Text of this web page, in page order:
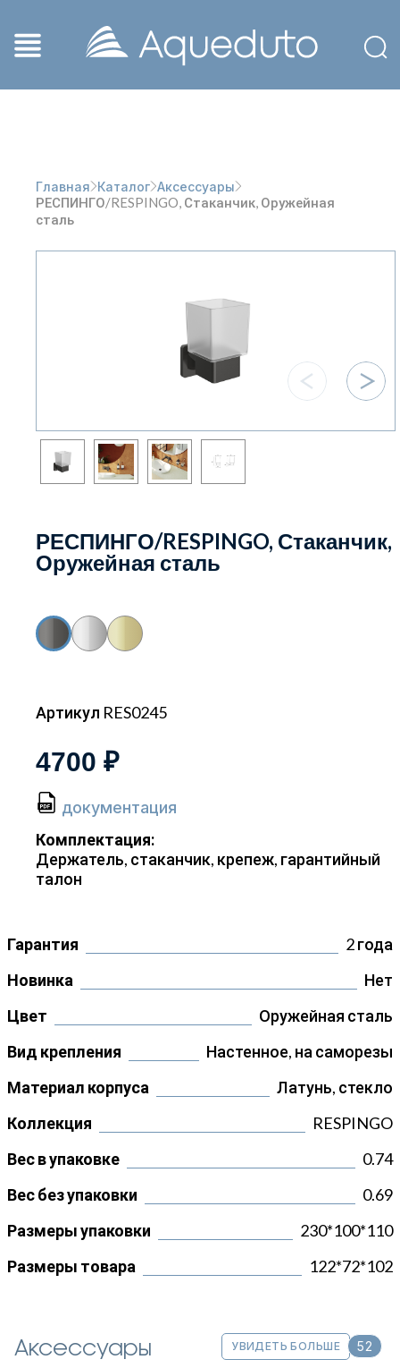
Главная Каталог Аксессуары
РЕСПИНГО/RESPINGO, Стаканчик, Оружейная
сталь
РЕСПИНГО/RESPINGO, Стаканчик,
Оружейная сталь
Артикул RES0245
4700 ₽
документация
Комплектация:
Держатель, стаканчик, крепеж, гарантийный
талон
Гарантия
2 года
Новинка
Нет
Цвет
Оружейная сталь
Вид крепления
Настенное, на саморезы
Материал корпуса
Латунь, стекло
Коллекция
RESPINGO
Вес в упаковке
0.74
Вес без упаковки
0.69
Размеры упаковки
230*100*110
Размеры товара
122*72*102
Аксессуары УВИДЕТЬ БОЛЬШЕ 52